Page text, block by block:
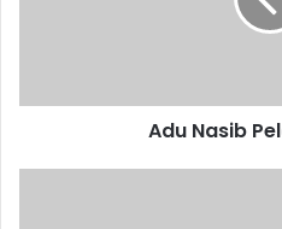
Adu Nasib